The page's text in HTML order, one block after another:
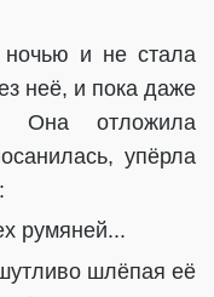
и не стала
неё, и пока даже
Она отложила
упёрла
румяней...
шлёпая её